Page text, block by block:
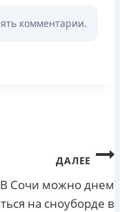
комментарии.
ДАЛЕЕ
Сочи можно днем
на сноуборде в